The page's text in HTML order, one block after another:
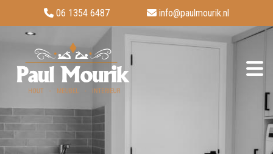
06 1354 6487 info@paulmourik.nl